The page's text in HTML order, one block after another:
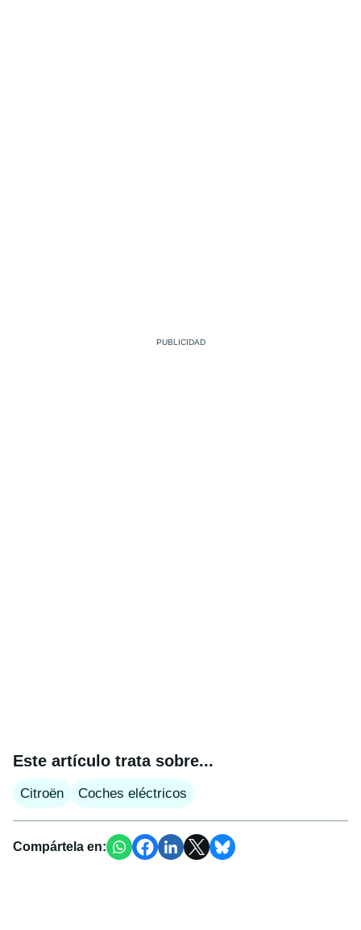
Este artículo trata sobre...
Citroën Coches eléctricos
Compártela en: